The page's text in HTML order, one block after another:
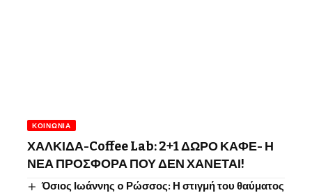
ΚΟΙΝΩΝΊΑ
ΧΑΛΚΙΔΑ-Coffee Lab: 2+1 ΔΩΡΟ ΚΑΦΕ- Η
ΝΕΑ ΠΡΟΣΦΟΡΑ ΠΟΥ ΔΕΝ ΧΑΝΕΤΑΙ!
Όσιος Ιωάννης o Ρώσσος: Η στιγμή του θαύματος